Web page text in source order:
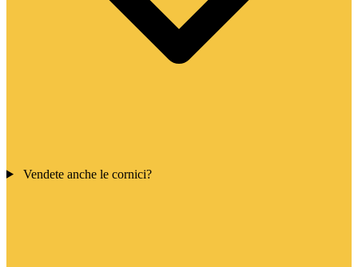
Vendete anche le cornici?